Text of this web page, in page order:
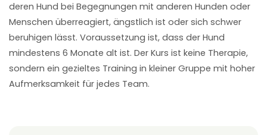
deren Hund bei Begegnungen mit anderen Hunden oder
Menschen überreagiert, ängstlich ist oder sich schwer
beruhigen lässt. Voraussetzung ist, dass der Hund
mindestens 6 Monate alt ist. Der Kurs ist keine Therapie,
sondern ein gezieltes Training in kleiner Gruppe mit hoher
Aufmerksamkeit für jedes Team.